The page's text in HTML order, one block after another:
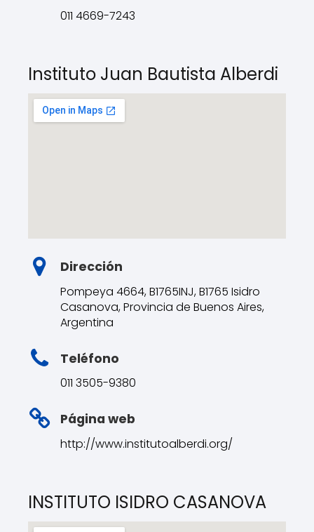
011 4669-7243
Instituto Juan Bautista Alberdi
Dirección
Pompeya 4664, B1765INJ, B1765 Isidro
Casanova, Provincia de Buenos Aires,
Argentina
Teléfono
011 3505-9380
Página web
http://www.institutoalberdi.org/
INSTITUTO ISIDRO CASANOVA